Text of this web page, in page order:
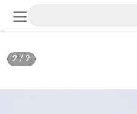
2
/
2